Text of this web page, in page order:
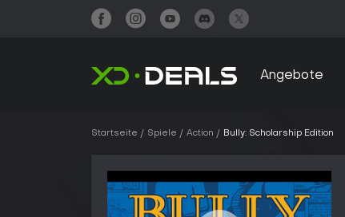
Angebote
Startseite Spiele Action Bully: Scholarship Edition